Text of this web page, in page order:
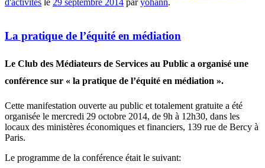
d'activités le 29 septembre 2014 paryohann.
La pratique de l’équité en médiation
Le Club des Médiateurs de Services au Public a organisé une
conférence sur « la pratique de l’équité en médiation ».
Cette manifestation ouverte au public et totalement gratuite a été
organisée le mercredi 29 octobre 2014, de 9h à 12h30, dans les
locaux des ministères économiques et financiers, 139 rue de Bercy à
Paris.
Le programme de la conférence était le suivant: